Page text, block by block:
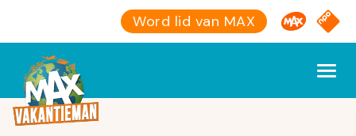
Word lid van MAX Omroep
NPO